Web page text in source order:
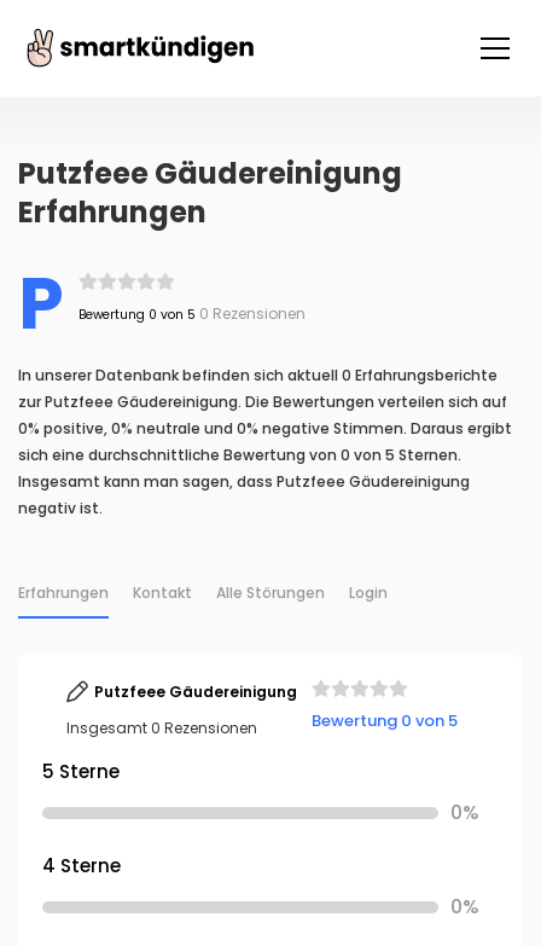
Putzfeee Gäudereinigung
Erfahrungen
P Bewertung 0 von 5 0 Rezensionen
In unserer Datenbank befinden sich aktuell 0 Erfahrungsberichte
zur Putzfeee Gäudereinigung. Die Bewertungen verteilen sich auf
0% positive, 0% neutrale und 0% negative Stimmen. Daraus ergibt
sich eine durchschnittliche Bewertung von 0 von 5 Sternen.
Insgesamt kann man sagen, dass Putzfeee Gäudereinigung
negativ ist.
Erfahrungen Kontakt Alle Störungen Login
Putzfeee Gäudereinigung
Insgesamt 0 Rezensionen
Bewertung 0 von 5
5 Sterne
0%
4 Sterne
0%